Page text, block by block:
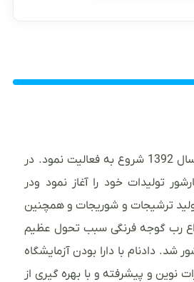
صنایع غذایی دادنام از سال 1392 شروع به فعالیت نمود. در
تولیدات خود را آغاز نمود ودر
تولید ترشیجات و شوریجات و همچنین
رب گوجه فرنگی سبب تحول عظیم
شد. دادنام با دارا بودن آزمایشگاه
نوین و پیشرفته و با بهره گیری از